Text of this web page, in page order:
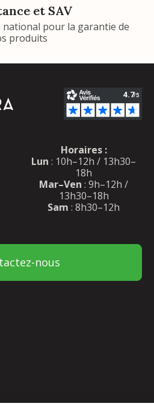
et SAV
national pour la garantie de
produits
Horaires :
Lun : 10h–12h / 13h30–
18h
Mar–Ven : 9h–12h /
13h30–18h
Sam : 8h30–12h
nous